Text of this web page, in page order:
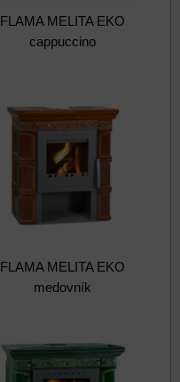
FLAMA MELITA EKO
cappuccino
FLAMA MELITA EKO
medovník